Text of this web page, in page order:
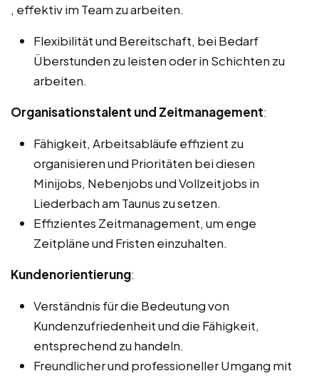
, effektiv im Team zu arbeiten.
Flexibilität und Bereitschaft, bei Bedarf
Überstunden zu leisten oder in Schichten zu
arbeiten.
Organisationstalent und Zeitmanagement:
Fähigkeit, Arbeitsabläufe effizient zu
organisieren und Prioritäten bei diesen
Minijobs, Nebenjobs und Vollzeitjobs in
Liederbach am Taunus zu setzen.
Effizientes Zeitmanagement, um enge
Zeitpläne und Fristen einzuhalten.
Kundenorientierung:
Verständnis für die Bedeutung von
Kundenzufriedenheit und die Fähigkeit,
entsprechend zu handeln.
Freundlicher und professioneller Umgang mit